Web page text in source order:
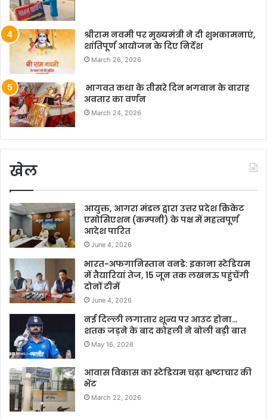
श्रीराम नवमी पर मुख्यमंत्री ने दी शुभकामनाएं,
शांतिपूर्ण आयोजन के दिए निर्देश
March 26, 2026
भागवत कथा के तीसरे दिन भगवान के वाराह
अवतार का वर्णन
March 24, 2026
खेल
आयुक्त, आगरा मंडल द्वारा उत्तर प्रदेश क्रिकेट
एसोसिएशन (कम्पनी) के पक्ष में महत्वपूर्ण
आदेश पारित
June 4, 2026
भारत-अफगानिस्तान वनडे: इकाना स्टेडियम
में तैयारियां तेज, 15 जून तक लखनऊ पहुंचेंगी
दोनों टीमें
June 4, 2026
नई दिल्ली लगातार शून्य पर आउट होना…
शतक जड़ने के बाद कोहली ने बोली बड़ी बात
May 16, 2026
आवास विकास का स्टेडियम चढ़ा भ्रष्टाचार की
भेंट
March 22, 2026